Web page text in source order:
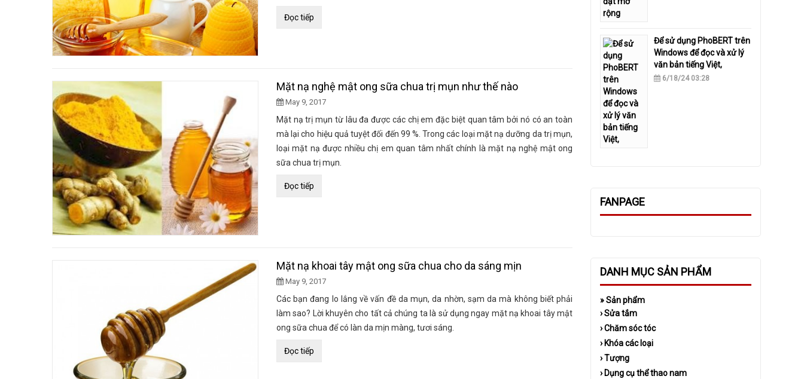
Đọc tiếp
Mặt nạ nghệ mật ong sữa chua trị mụn như thế nào
May 9, 2017
Mặt nạ trị mụn từ lâu đa được các chị em đặc biệt quan tâm bởi nó có an toàn
mà lại cho hiệu quả tuyệt đối đến 99 %. Trong các loại mặt nạ dưỡng da trị mụn,
loại mặt nạ được nhiều chị em quan tâm nhất chính là mặt nạ nghệ mật ong
sữa chua trị mụn.
Đọc tiếp
Mặt nạ khoai tây mật ong sữa chua cho da sáng mịn
May 9, 2017
Các bạn đang lo lắng về vấn đề da mụn, da nhờn, sạm da mà không biết phải
làm sao? Lời khuyên cho tất cả chúng ta là sử dụng ngay mặt nạ khoai tây mật
ong sữa chua để có làn da mịn màng, tươi sáng.
Đọc tiếp
​Để sử dụng PhoBERT trên
Windows để đọc và xử lý
văn bản tiếng Việt,
6/18/24 03:28
FANPAGE
DANH MỤC SẢN PHẨM
»Sản phẩm
›Sửa tắm
›Chăm sóc tóc
› Khóa các loại
›Tượng
› Dụng cụ thể thao nam